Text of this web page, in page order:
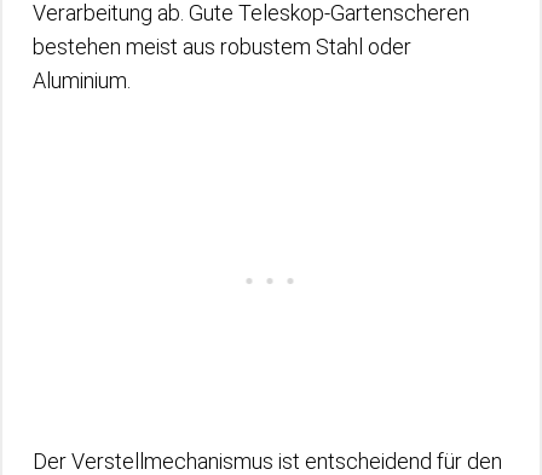
Verarbeitung ab. Gute Teleskop-Gartenscheren
bestehen meist aus robustem Stahl oder
Aluminium.
Der Verstellmechanismus ist entscheidend für den